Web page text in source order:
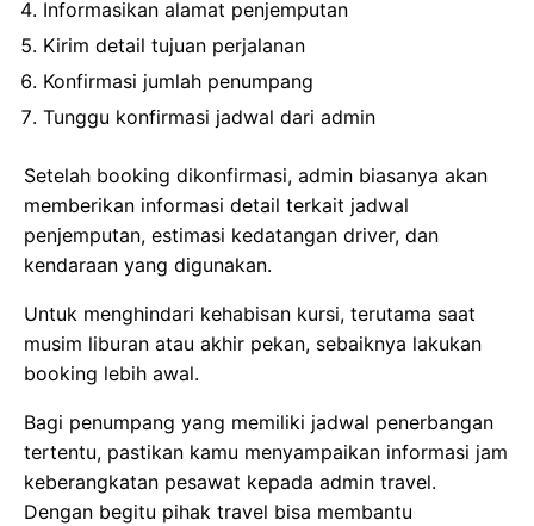
Informasikan alamat penjemputan
Kirim detail tujuan perjalanan
Konfirmasi jumlah penumpang
Tunggu konfirmasi jadwal dari admin
Setelah booking dikonfirmasi, admin biasanya akan
memberikan informasi detail terkait jadwal
penjemputan, estimasi kedatangan driver, dan
kendaraan yang digunakan.
Untuk menghindari kehabisan kursi, terutama saat
musim liburan atau akhir pekan, sebaiknya lakukan
booking lebih awal.
Bagi penumpang yang memiliki jadwal penerbangan
tertentu, pastikan kamu menyampaikan informasi jam
keberangkatan pesawat kepada admin travel.
Dengan begitu pihak travel bisa membantu